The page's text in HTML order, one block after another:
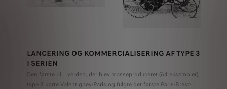
LANCERING OG KOMMERCIALISERING AF TYPE 3
I SERIEN
Den første bil i verden, der blev masseproduceret (64 eksempler),
type 3 kørte Valentigney-Paris og fulgte det første Paris-Brest-